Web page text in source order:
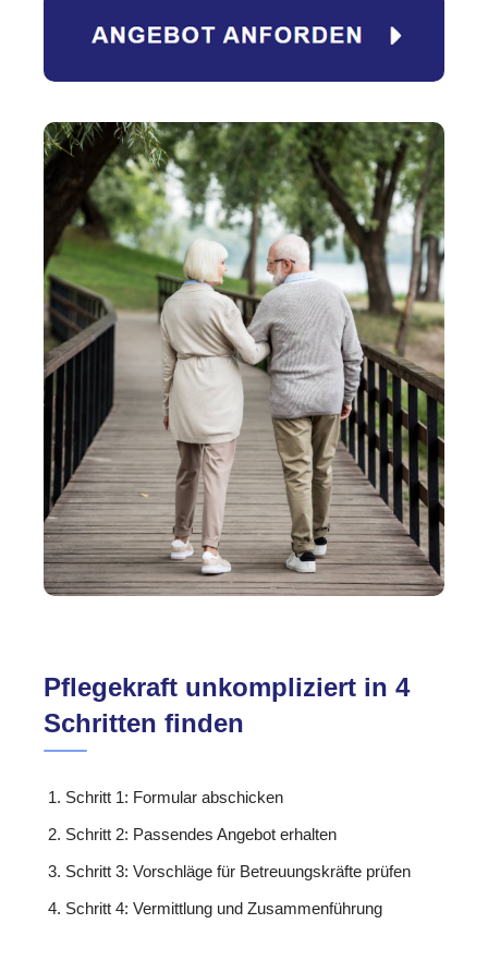
Pflegekraft unkompliziert in 4
Schritten finden
Schritt 1: Formular abschicken
Schritt 2: Passendes Angebot erhalten
Schritt 3: Vorschläge für Betreuungskräfte prüfen
Schritt 4: Vermittlung und Zusammenführung